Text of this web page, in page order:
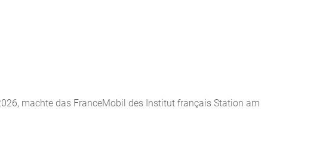
machte das FranceMobil des Institut français Station am